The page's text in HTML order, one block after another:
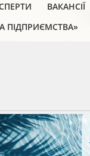
ВАКАНСІЇ
ПІДПРИЄМСТВА»